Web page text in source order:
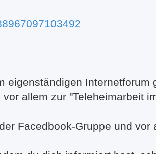
eigenständigen
allem zur "Teleheimarbeit
Facedbook-Gruppe und